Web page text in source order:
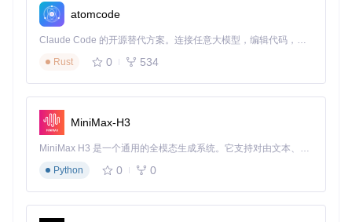
关系。这种可视化帮助我们更好地理解图数据在神经网络中的
处理方式。
二、实战开发篇：如何构建和训练图神经网络模
型？
2.1 数据集加载：快速掌握图数据的读取与预处理
PyG内置了100多种图数据集，涵盖了从学术论文引用网络到
分子结构等多个领域。以Cora学术论文数据集为例，我们可以
轻松加载并查看图数据：
atomcode
Claude Code 的开源替代方案。连接任意大模型，编辑代码，运行命令，自动验证 — 全自动执行。用 Rust 构建，极致性能。 ｜ An open-source alternative to Claude Code. Connect any LLM, edit code, run commands, and verify changes — autonomously. Built in Rust for speed. Get Started
Rust
0 534
MiniMax-H3
MiniMax H3 是一个通用的全模态生成系统。它支持对由文本、图像、视频和音频组成的多模态上下文进行统一理解，并能生成分辨率高达 2K、时长可达 15 秒的带原生立体声音频的视频。得益于面向任务泛化的系统设计，H3 在预训练阶段就已具备广泛的多模态上下文理解与生成能力，能够出色地执行复杂的多模态指令。
Python
0 0